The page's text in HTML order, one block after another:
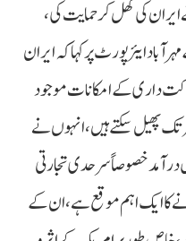
کی کھل کر حمایت کی،
ایئرپورٹ پر کہا کہ ایران
داری کے امکانات موجود
تک پھیل سکتے ہیں، انہوں نے
درآمد خصوصاً سرحدی تجارتی
کا ایک اہم موقع ہے،ان کے